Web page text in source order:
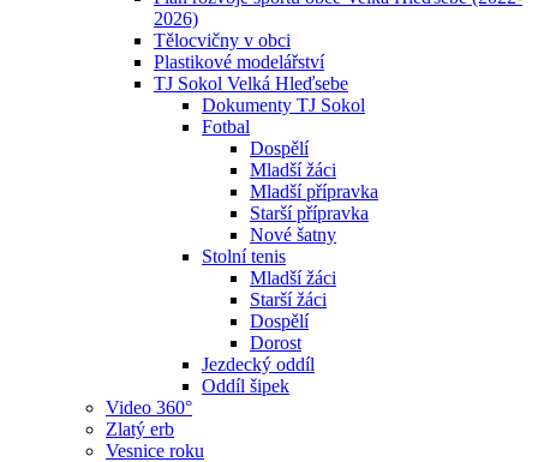
2026)
Tělocvičny v obci
Plastikové modelářství
TJ Sokol Velká Hleďsebe
Dokumenty TJ Sokol
Fotbal
Dospělí
Mladší žáci
Mladší přípravka
Starší přípravka
Nové šatny
Stolní tenis
Mladší žáci
Starší žáci
Dospělí
Dorost
Jezdecký oddíl
Oddíl šipek
Video 360°
Zlatý erb
Vesnice roku